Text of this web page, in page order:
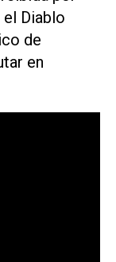
Diablo
de
en